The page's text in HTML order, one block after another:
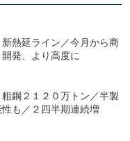
熱延ライン／今月から商
発、より高度に
鋼２１２０万トン／半製
も／２四半期連続増